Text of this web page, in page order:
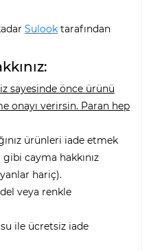
Sulook tarafından
sayesinde önce ürünü
onayı verirsin. Paran hep
ürünleri iade etmek
cayma hakkınız
hariç).
veya renkle
ile ücretsiz iade